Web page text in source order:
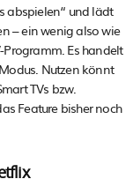
abspielen“ und lädt
– ein wenig also wie
Es handelt
Nutzen könnt
TVs bzw.
Feature bisher noch